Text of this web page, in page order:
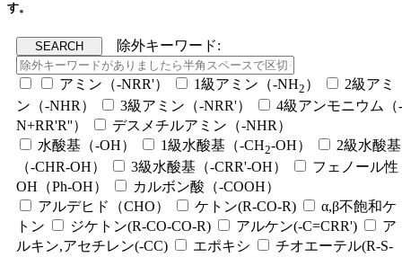
す。
除外キーワード:
アミン（-NRR'） 1級アミン（-NH2 ）
2級アミ
ン（-NHR）
3級アミン（-NRR'）
4級アンモニウム（-
N+RR'R''）
デスメチルアミン（-NHR）
水酸基（-OH）
1級水酸基（-CH2-OH）
2級水酸基
（-CHR-OH）
3級水酸基（-CRR'-OH）
フェノール性
OH（Ph-OH）
カルボン酸（-COOH）
アルデヒド（CHO）
ケトン(R-CO-R)
α,β不飽和ケ
トン
ジケトン(R-CO-CO-R) アルケン(-C=CRR')
ア
ルキン,アセチレン(-CC)
エポキシ
チオエーテル(R-S-